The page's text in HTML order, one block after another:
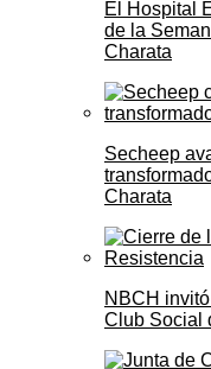
El Hospital
de la
Charata
Secheep
Charata
NBCH
Club Social